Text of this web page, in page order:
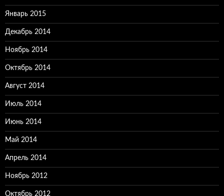
Январь 2015
Декабрь 2014
Ноябрь 2014
Октябрь 2014
Август 2014
Июль 2014
Июнь 2014
Май 2014
Апрель 2014
Ноябрь 2012
Октябрь 2012